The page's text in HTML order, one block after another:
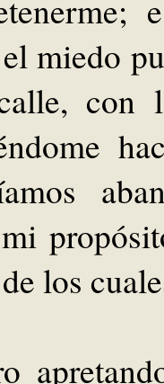
miedo
con
los